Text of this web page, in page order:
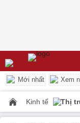
Mới nhất Xem
Kinh tế Thị